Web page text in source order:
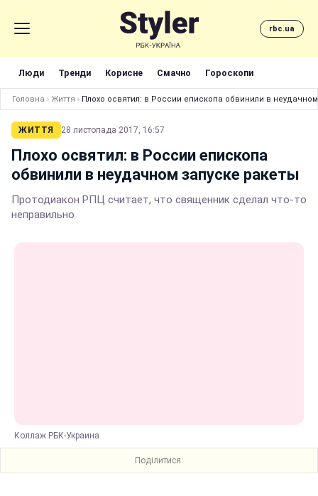
rbc.ua
Люди Тренди Корисне Смачно Гороскопи
Головна › Життя › Плохо освятил: в России епископа обвинили в
ЖИТТЯ 28 листопада 2017, 16:57
Плохо освятил: в России епископа
обвинили в неудачном запуске ракеты
Протодиакон РПЦ считает, что священник сделал что-то
неправильно
Коллаж РБК-Украина
Поділитися: